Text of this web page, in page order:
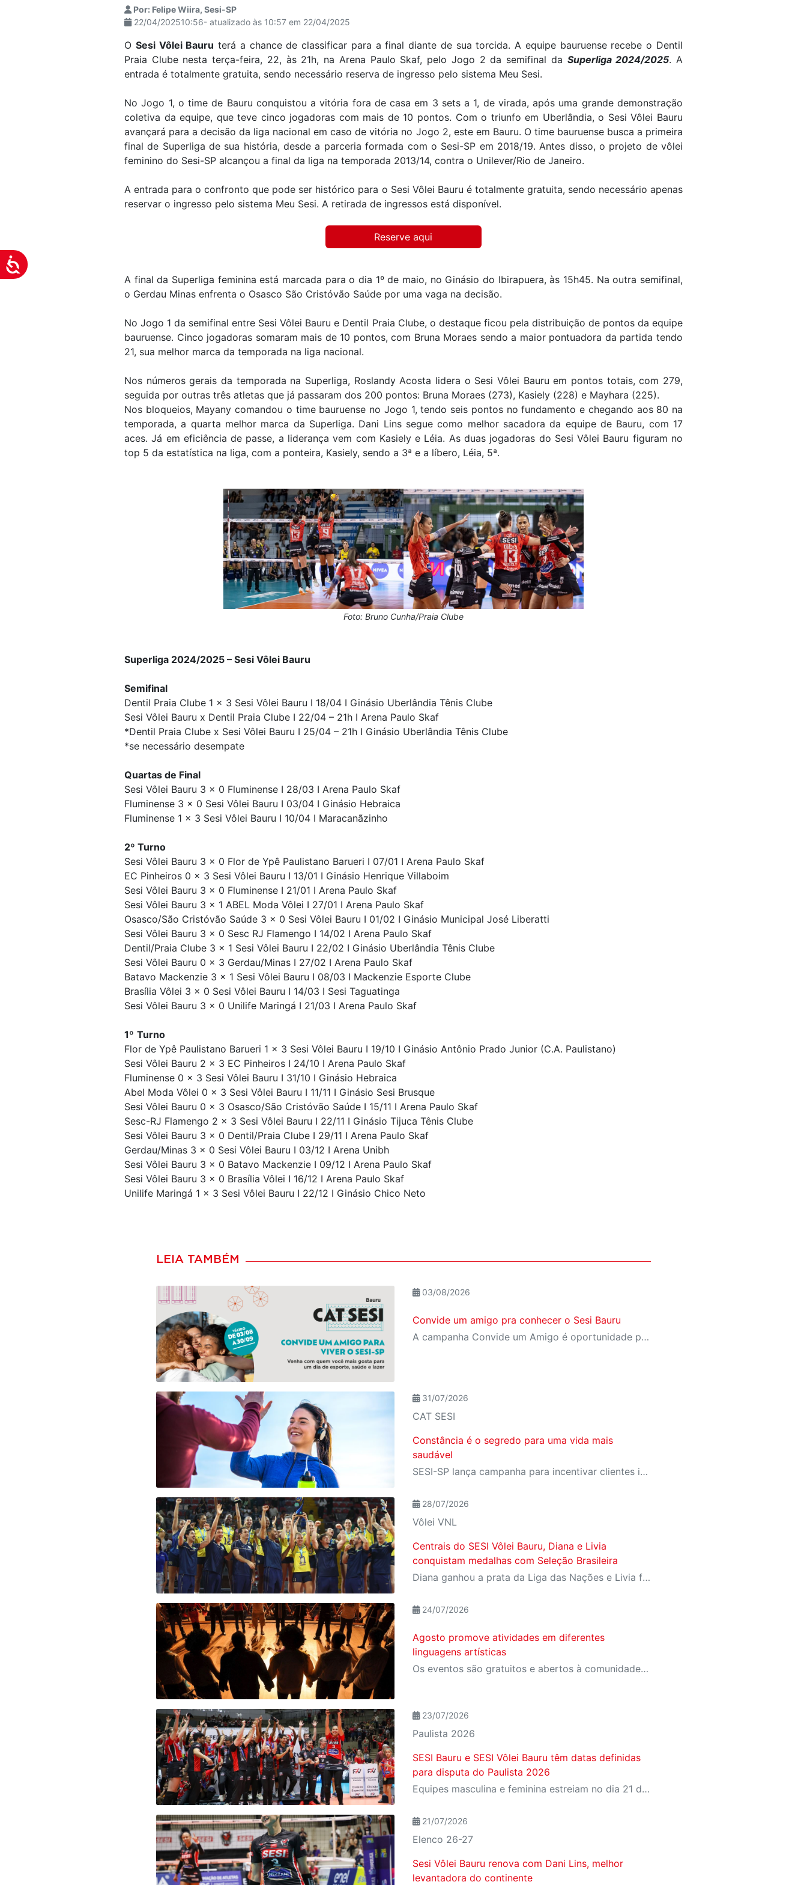
Acessibilidade
Por: Felipe Wiira, Sesi-SP
22/04/202510:56- atualizado às 10:57 em 22/04/2025
O Sesi Vôlei Bauru terá a chance de classificar para a final diante de sua torcida. A equipe bauruense recebe o Dentil
Praia Clube nesta terça-feira, 22, às 21h, na Arena Paulo Skaf, pelo Jogo 2 da semifinal da Superliga 2024/2025. A
entrada é totalmente gratuita, sendo necessário reserva de ingresso pelo sistema Meu Sesi.
No Jogo 1, o time de Bauru conquistou a vitória fora de casa em 3 sets a 1, de virada, após uma grande demonstração
coletiva da equipe, que teve cinco jogadoras com mais de 10 pontos. Com o triunfo em Uberlândia, o Sesi Vôlei Bauru
avançará para a decisão da liga nacional em caso de vitória no Jogo 2, este em Bauru. O time bauruense busca a primeira
final de Superliga de sua história, desde a parceria formada com o Sesi-SP em 2018/19. Antes disso, o projeto de vôlei
feminino do Sesi-SP alcançou a final da liga na temporada 2013/14, contra o Unilever/Rio de Janeiro.
A entrada para o confronto que pode ser histórico para o Sesi Vôlei Bauru é totalmente gratuita, sendo necessário apenas
reservar o ingresso pelo sistema Meu Sesi. A retirada de ingressos está disponível.
Reserve aqui
A final da Superliga feminina está marcada para o dia 1º de maio, no Ginásio do Ibirapuera, às 15h45. Na outra semifinal,
o Gerdau Minas enfrenta o Osasco São Cristóvão Saúde por uma vaga na decisão.
No Jogo 1 da semifinal entre Sesi Vôlei Bauru e Dentil Praia Clube, o destaque ficou pela distribuição de pontos da equipe
bauruense. Cinco jogadoras somaram mais de 10 pontos, com Bruna Moraes sendo a maior pontuadora da partida tendo
21, sua melhor marca da temporada na liga nacional.
Nos números gerais da temporada na Superliga, Roslandy Acosta lidera o Sesi Vôlei Bauru em pontos totais, com 279,
seguida por outras três atletas que já passaram dos 200 pontos: Bruna Moraes (273), Kasiely (228) e Mayhara (225).
Nos bloqueios, Mayany comandou o time bauruense no Jogo 1, tendo seis pontos no fundamento e chegando aos 80 na
temporada, a quarta melhor marca da Superliga. Dani Lins segue como melhor sacadora da equipe de Bauru, com 17
aces. Já em eficiência de passe, a liderança vem com Kasiely e Léia. As duas jogadoras do Sesi Vôlei Bauru figuram no
top 5 da estatística na liga, com a ponteira, Kasiely, sendo a 3ª e a líbero, Léia, 5ª.
Foto: Bruno Cunha/Praia Clube
Superliga 2024/2025 – Sesi Vôlei Bauru
Semifinal
Dentil Praia Clube 1 x 3 Sesi Vôlei Bauru I 18/04 I Ginásio Uberlândia Tênis Clube
Sesi Vôlei Bauru x Dentil Praia Clube I 22/04 – 21h I Arena Paulo Skaf
*Dentil Praia Clube x Sesi Vôlei Bauru I 25/04 – 21h I Ginásio Uberlândia Tênis Clube
*se necessário desempate
Quartas de Final
Sesi Vôlei Bauru 3 x 0 Fluminense I 28/03 I Arena Paulo Skaf
Fluminense 3 x 0 Sesi Vôlei Bauru I 03/04 I Ginásio Hebraica
Fluminense 1 x 3 Sesi Vôlei Bauru I 10/04 I Maracanãzinho
2º Turno
Sesi Vôlei Bauru 3 x 0 Flor de Ypê Paulistano Barueri I 07/01 I Arena Paulo Skaf
EC Pinheiros 0 x 3 Sesi Vôlei Bauru I 13/01 I Ginásio Henrique Villaboim
Sesi Vôlei Bauru 3 x 0 Fluminense I 21/01 I Arena Paulo Skaf
Sesi Vôlei Bauru 3 x 1 ABEL Moda Vôlei I 27/01 I Arena Paulo Skaf
Osasco/São Cristóvão Saúde 3 x 0 Sesi Vôlei Bauru I 01/02 I Ginásio Municipal José Liberatti
Sesi Vôlei Bauru 3 x 0 Sesc RJ Flamengo I 14/02 I Arena Paulo Skaf
Dentil/Praia Clube 3 x 1 Sesi Vôlei Bauru I 22/02 I Ginásio Uberlândia Tênis Clube
Sesi Vôlei Bauru 0 x 3 Gerdau/Minas I 27/02 I Arena Paulo Skaf
Batavo Mackenzie 3 x 1 Sesi Vôlei Bauru I 08/03 I Mackenzie Esporte Clube
Brasília Vôlei 3 x 0 Sesi Vôlei Bauru I 14/03 I Sesi Taguatinga
Sesi Vôlei Bauru 3 x 0 Unilife Maringá I 21/03 I Arena Paulo Skaf
1º Turno
Flor de Ypê Paulistano Barueri 1 x 3 Sesi Vôlei Bauru I 19/10 I Ginásio Antônio Prado Junior (C.A. Paulistano)
Sesi Vôlei Bauru 2 x 3 EC Pinheiros I 24/10 I Arena Paulo Skaf
Fluminense 0 x 3 Sesi Vôlei Bauru I 31/10 I Ginásio Hebraica
Abel Moda Vôlei 0 x 3 Sesi Vôlei Bauru I 11/11 I Ginásio Sesi Brusque
Sesi Vôlei Bauru 0 x 3 Osasco/São Cristóvão Saúde I 15/11 I Arena Paulo Skaf
Sesc-RJ Flamengo 2 x 3 Sesi Vôlei Bauru I 22/11 I Ginásio Tijuca Tênis Clube
Sesi Vôlei Bauru 3 x 0 Dentil/Praia Clube I 29/11 I Arena Paulo Skaf
Gerdau/Minas 3 x 0 Sesi Vôlei Bauru I 03/12 I Arena Unibh
Sesi Vôlei Bauru 3 x 0 Batavo Mackenzie I 09/12 I Arena Paulo Skaf
Sesi Vôlei Bauru 3 x 0 Brasília Vôlei I 16/12 I Arena Paulo Skaf
Unilife Maringá 1 x 3 Sesi Vôlei Bauru I 22/12 I Ginásio Chico Neto
LEIA TAMBÉM
03/08/2026
Convide um amigo pra conhecer o Sesi Bauru
A campanha Convide um Amigo é oportunidade para reunir amigos para aproveitar juntos toda estrutura da unidade SESI-SP mais próxima. Os benefícios para clientes e convidados estão no regulamento
31/07/2026
CAT SESI
Constância é o segredo para uma vida mais
saudável
SESI-SP lança campanha para incentivar clientes inativos a retomarem a prática de atividades físicas, esporte e lazer com benefícios exclusivos
28/07/2026
Vôlei VNL
Centrais do SESI Vôlei Bauru, Diana e Livia
conquistam medalhas com Seleção Brasileira
Diana ganhou a prata da Liga das Nações e Livia foi campeã da Copa Sul-Americana com Seleção B
24/07/2026
Agosto promove atividades em diferentes
linguagens artísticas
Os eventos são gratuitos e abertos à comunidade, reunindo oficinas de teatro, música, dança, artes visuais e karaokê no Sesi Bauru
23/07/2026
Paulista 2026
SESI Bauru e SESI Vôlei Bauru têm datas definidas
para disputa do Paulista 2026
Equipes masculina e feminina estreiam no dia 21 de agosto, sexta-feira
21/07/2026
Elenco 26-27
Sesi Vôlei Bauru renova com Dani Lins, melhor
levantadora do continente